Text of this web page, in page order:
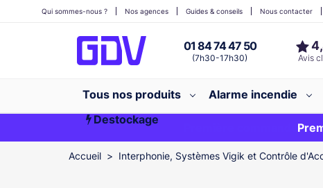
01 84 74 47 50
(7h30-17h30)
Qui sommes-nous ? Nos agences Guides & conseils Nous contacter
Tous nos produits Alarme incendie
Destockage
Première commande ?
EXCLU WEB :
Accueil Interphonie, Systèmes Vigik et Contrôle